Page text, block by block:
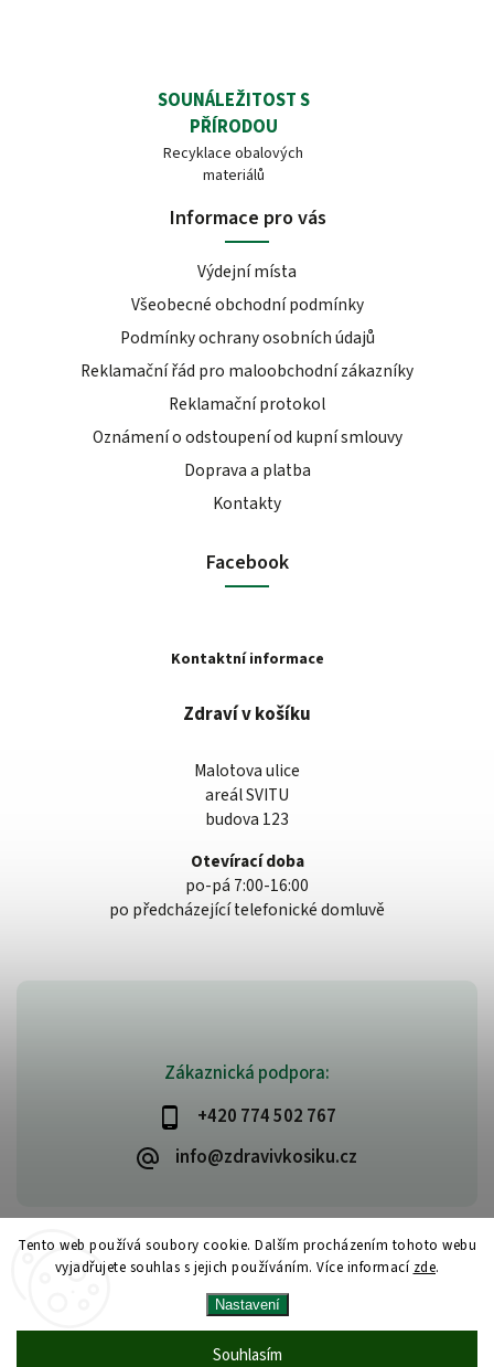
Tento web používá soubory cookie. Dalším procházením tohoto webu
vyjadřujete souhlas s jejich používáním. Více informací zde.
Nastavení
Souhlasím
SOUNÁLEŽITOST S
PŘÍRODOU
Recyklace obalových
materiálů
Zákaznická podpora:
+420 774 502 767
info@zdravivkosiku.cz
Informace pro vás
Výdejní místa
Všeobecné obchodní podmínky
Podmínky ochrany osobních údajů
Reklamační řád pro maloobchodní zákazníky
Reklamační protokol
Oznámení o odstoupení od kupní smlouvy
Doprava a platba
Kontakty
Facebook
Kontaktní informace
Zdraví v košíku
Malotova ulice
areál SVITU
budova 123
Otevírací doba
po-pá 7:00-16:00
po předcházející telefonické domluvě
www.zdravivkosiku.cz
Upravit nastavení cookies
VytvořilShoptet | Design